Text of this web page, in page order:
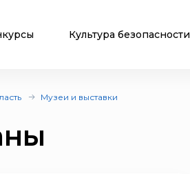
Культура безопасности
Музеи и выставки